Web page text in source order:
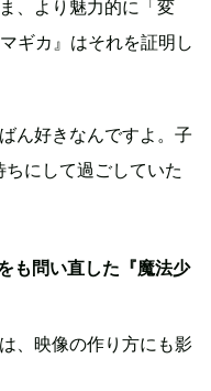
、より魅力的に「変
ギカ』はそれを証明し
ん好きなんですよ。子
にして過ごしていた
も問い直した『魔法少
、映像の作り方にも影